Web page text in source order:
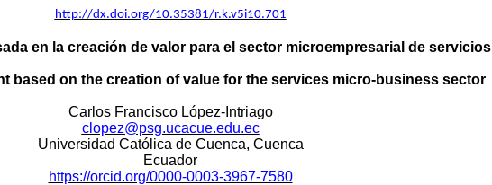
http://dx.doi.org/10.35381/r.k.v5i10.701
en la creación de valor para el sector microempresarial de servicios
based on the creation of value for the services micro-business sector
Carlos Francisco López-Intriago
clopez@psg.ucacue.edu.ec
Universidad Católica de Cuenca, Cuenca
Ecuador
https://orcid.org/0000-0003-3967-7580